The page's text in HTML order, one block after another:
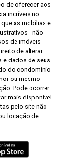
de oferecer aos
incríveis no
as mobílias e
- não
de imóveis
de alterar
e dados de seus
do condomínio
ou mesmo
Pode ocorrer
mais disponível
pelo site não
locação de